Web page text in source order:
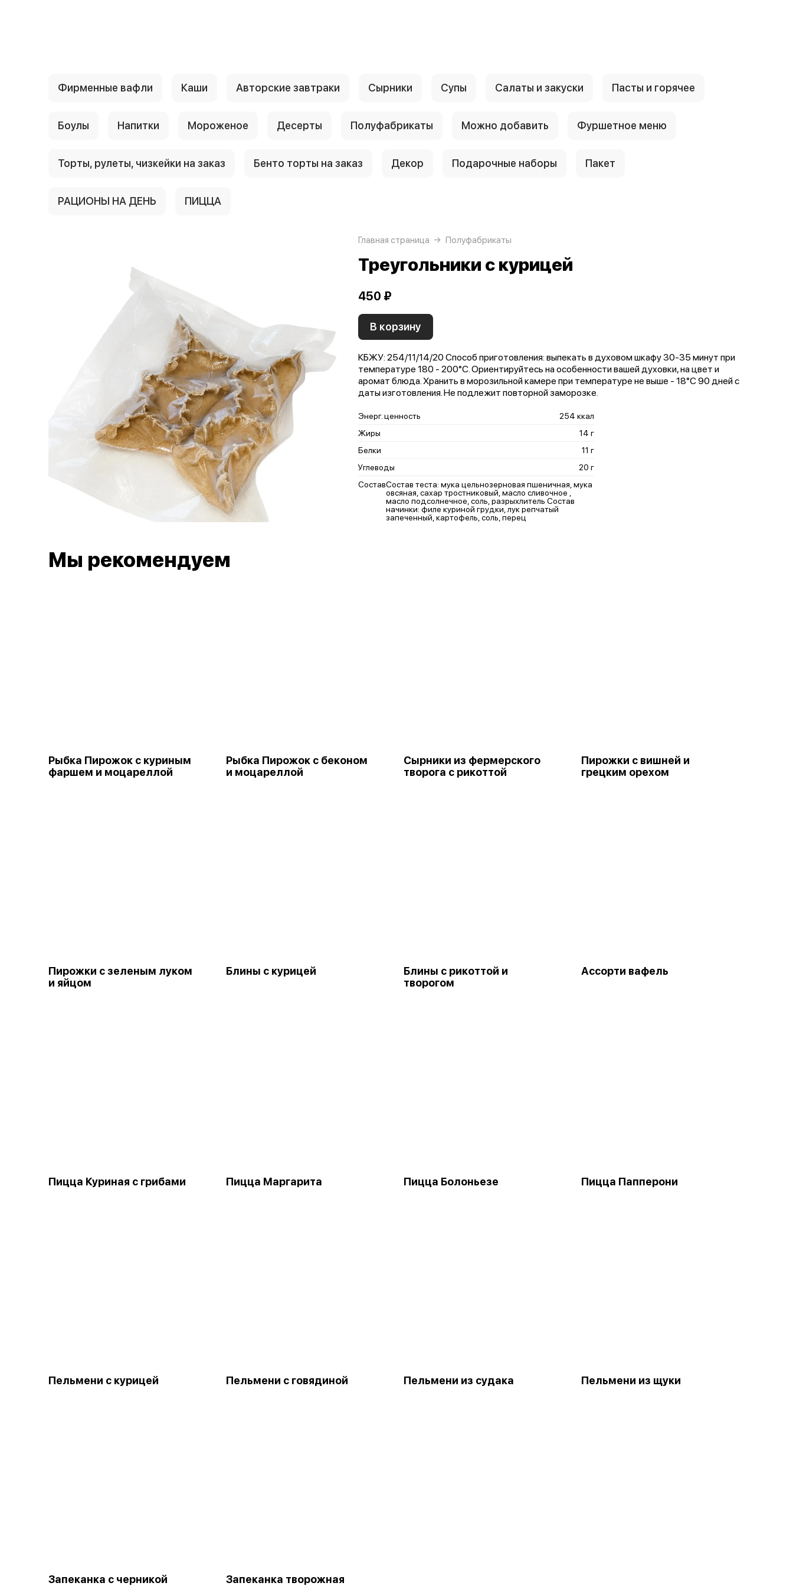
Фирменные вафли Каши Авторские завтраки Сырники Супы Салаты и закуски Пасты и горячее
Боулы Напитки Мороженое Десерты Полуфабрикаты Можно добавить Фуршетное меню
Торты, рулеты, чизкейки на заказ Бенто торты на заказ Декор Подарочные наборы Пакет
РАЦИОНЫ НА ДЕНЬ ПИЦЦА
Главная страница Полуфабрикаты
Треугольники с курицей
450 ₽
В корзину
КБЖУ: 254/11/14/20 Способ приготовления: выпекать в духовом шкафу 30-35 минут при
температуре 180 - 200°С. Ориентируйтесь на особенности вашей духовки, на цвет и
аромат блюда. Хранить в морозильной камере при температуре не выше - 18°С 90 дней с
даты изготовления. Не подлежит повторной заморозке.
Энерг. ценность
254 ккал
Жиры
14 г
Белки
11 г
Углеводы
20 г
СоставСостав теста: мука цельнозерновая пшеничная, мука
овсяная, сахар тростниковый, масло сливочное ,
масло подсолнечное, соль, разрыхлитель Состав
начинки: филе куриной грудки, лук репчатый
запеченный, картофель, соль, перец
Мы рекомендуем
Рыбка Пирожок с куриным
фаршем и моцареллой
Рыбка Пирожок с беконом
и моцареллой
Сырники из фермерского
творога с рикоттой
Пирожки с вишней и
грецким орехом
Пирожки с зеленым луком
и яйцом
Блины с курицей
Блины с рикоттой и
творогом
Ассорти вафель
Пицца Куриная с грибами Пицца Маргарита Пицца Болоньезе Пицца Папперони
Пельмени с курицей Пельмени с говядиной Пельмени из судака Пельмени из щуки
Запеканка с черникой Запеканка творожная